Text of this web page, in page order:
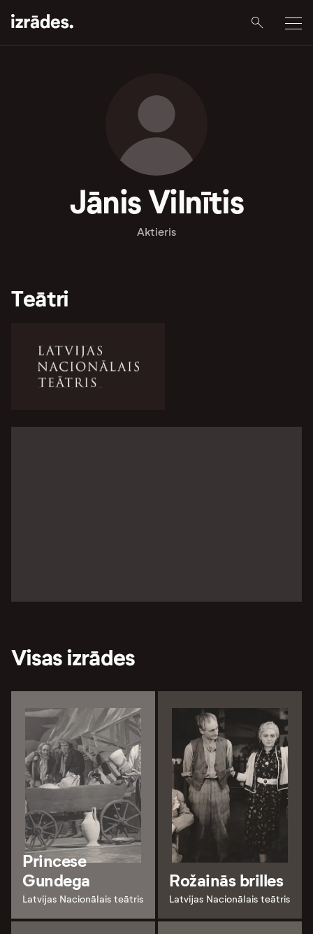
Jānis Vilnītis
Aktieris
Teātri
Visas izrādes
Princese
Gundega
Latvijas Nacionālais teātris
Rožainās brilles
Latvijas Nacionālais teātris